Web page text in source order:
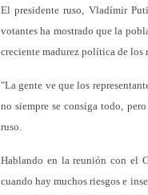
El presidente ruso, Vladímir
votantes ha mostrado que la
creciente madurez política de los
"La gente ve que los
no siempre se consiga todo,
ruso.
Hablando en la reunión con el
cuando hay muchos riesgos e